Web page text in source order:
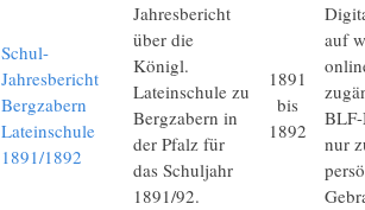
Schul-
Jahresbericht
Bergzabern
Lateinschule
1891/1892
Jahresbericht
über die
Königl.
Lateinschule zu
Bergzabern in
der Pfalz für
das Schuljahr
1891/92.
1891
bis
1892
auf
nur